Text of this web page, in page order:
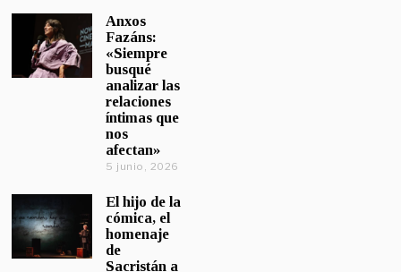
Anxos
Fazáns:
«Siempre
busqué
analizar las
relaciones
íntimas que
nos
afectan»
5 junio, 2026
El hijo de la
cómica, el
homenaje
de
Sacristán a